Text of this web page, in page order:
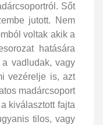
Sőt
jutott. Nem
voltak akik a
hatására
vadludak, vagy
vezérelje is, azt
madárcsoport
kiválasztott fajta
tilos, vagy